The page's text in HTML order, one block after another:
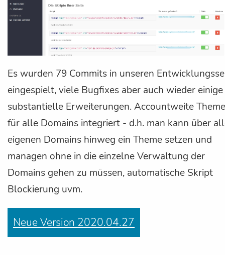
Es wurden 79 Commits in unseren
eingespielt, viele Bugfixes aber auch wieder einige
substantielle Erweiterungen. Accountweite
für alle Domains integriert - d.h. man kann über
eigenen Domains hinweg ein Theme setzen und
managen ohne in die einzelne Verwaltung der
Domains gehen zu müssen, automatische Skript
Blockierung uvm.
Neue Version 2020.04.27